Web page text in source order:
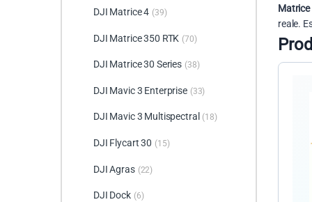
Matrice
reale.
DJI Matrice 4 (39)
DJI Matrice 350 RTK (70)
DJI Matrice 30 Series (38)
DJI Mavic 3 Enterprise (33)
DJI Mavic 3 Multispectral (18)
DJI Flycart 30 (15)
DJI Agras (22)
DJI Dock (6)